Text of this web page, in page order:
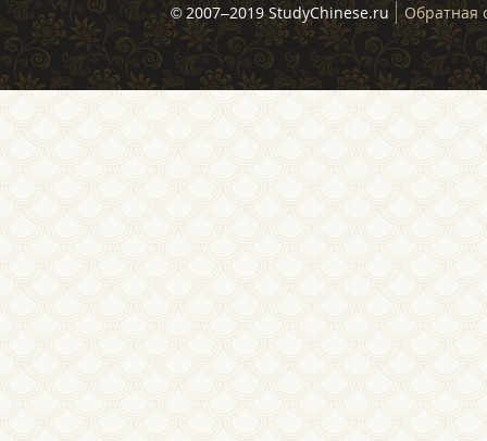
© 2007–2019 StudyChinese.ru Обратная